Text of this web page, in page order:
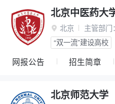
北京中医药大
 北京 主管部门：
“双一流”建设高校
网报公告 招生简章
北京师范大学